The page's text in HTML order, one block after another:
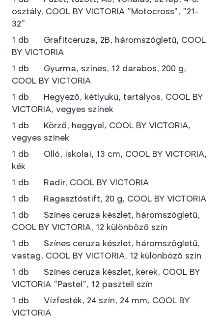
osztály, COOL BY VICTORIA "Motocross", "21-
32"
1 db Grafitceruza, 2B, háromszögletű, COOL
BY VICTORIA
1 db Gyurma, színes, 12 darabos, 200 g,
COOL BY VICTORIA
1 db Hegyező, kétlyukú, tartályos, COOL BY
VICTORIA, vegyes színek
1 db Körző, heggyel, COOL BY VICTORIA,
vegyes színek
1 db Olló, iskolai, 13 cm, COOL BY VICTORIA,
kék
1 db Radír, COOL BY VICTORIA
1 db Ragasztóstift, 20 g, COOL BY VICTORIA
1 db Színes ceruza készlet, háromszögletű,
COOL BY VICTORIA, 12 különböző szín
1 db Színes ceruza készlet, háromszögletű,
vastag, COOL BY VICTORIA, 12 különböző szín
1 db Színes ceruza készlet, kerek, COOL BY
VICTORIA "Pastel", 12 pasztell szín
1 db Vízfesték, 24 szín, 24 mm, COOL BY
VICTORIA